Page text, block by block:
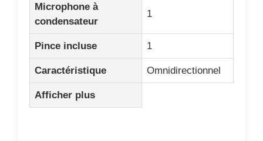
Microphone à
condensateur
1
Pince incluse 1
Caractéristique Omnidirectionnel
Afficher plus